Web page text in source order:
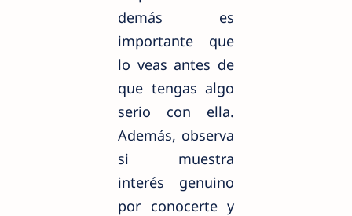
demás es
importante que
lo veas antes de
que tengas algo
serio con ella.
Además, observa
si muestra
interés genuino
por conocerte y